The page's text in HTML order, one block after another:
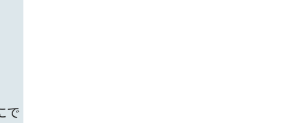
で